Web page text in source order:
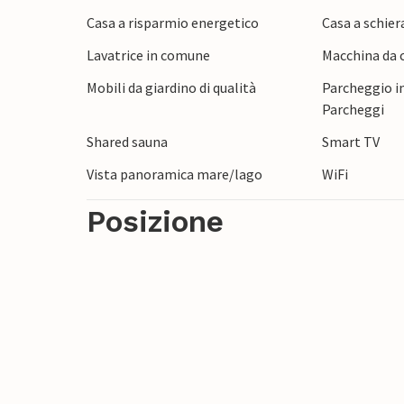
dello sport, una piscina, campi da gioco
tennis.
La bellissima spiaggia, i negozi e un
avete voglia di cucinare. Ebeltoft è un
culturali.
Casa a risparmio energetico
Casa a
Lavatrice in comune
Macchina da
Mobili da giardino di qualità
Parcheggio
Parcheggi
Shared sauna Smart TV
Vista panoramica mare/lago
WiFi
Posizione